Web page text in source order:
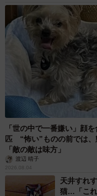
「世の中で一番嫌い」顔
匹 “怖い”ものの前では
「敵の敵は味方」
渡辺 晴子
2026.08.04
天井すれ
猫…「こ